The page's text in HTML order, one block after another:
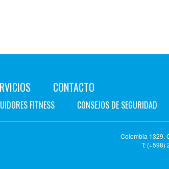
CONTACTO
FITNESS CONSEJOS DE SEGURIDAD
Colombia 1329.
T: (+598)